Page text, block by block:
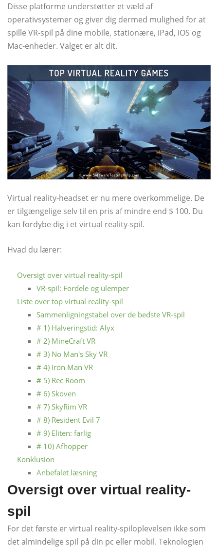
Disse platforme understøtter et væld af
operativsystemer og giver dig dermed mulighed for at
spille VR-spil på dine mobile, stationære, iPad, iOS og
Mac-enheder. Valget er alt dit.
Virtual reality-headset er nu mere overkommelige. De
er tilgængelige selv til en pris af mindre end $ 100. Du
kan fordybe dig i et virtual reality-spil.
Hvad du lærer:
Oversigt over virtual reality-spil
VR-spil: Fordele og ulemper
Liste over top virtual reality-spil
Sammenligningstabel over de bedste VR-spil
# 1) Halveringstid: Alyx
# 2) MineCraft VR
# 3) No Man's Sky VR
# 4) Iron Man VR
# 5) Rec Room
# 6) Skoven
# 7) SkyRim VR
# 8) Resident Evil 7
# 9) Eliten: farlig
# 10) Afhopper
Konklusion
Anbefalet læsning
Oversigt over virtual reality-
spil
For det første er virtual reality-spiloplevelsen ikke som
det almindelige spil på din pc eller mobil. Teknologien